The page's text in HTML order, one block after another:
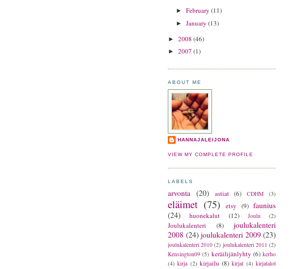
► February (11)
► January (13)
► 2008 (46)
► 2007 (1)
ABOUT ME
HANNAJALEIJONA
VIEW MY COMPLETE PROFILE
LABELS
arvonta (20) astiat (6) CDHM (3)
eläimet (75) etsy (9) faunius
(24)
huonekalut (12) Joulu (2)
Joulukalenteri (8)
joulukalenteri
2008 (24) joulukalenteri 2009 (23)
joulukalenteri 2010 (2) joulukalenteri 2011 (2)
Kensington09 (5) keräilijänlyhty (6) kerho
(4) kirja (2) kirjailu (8) kirjat (4) kirjatalot